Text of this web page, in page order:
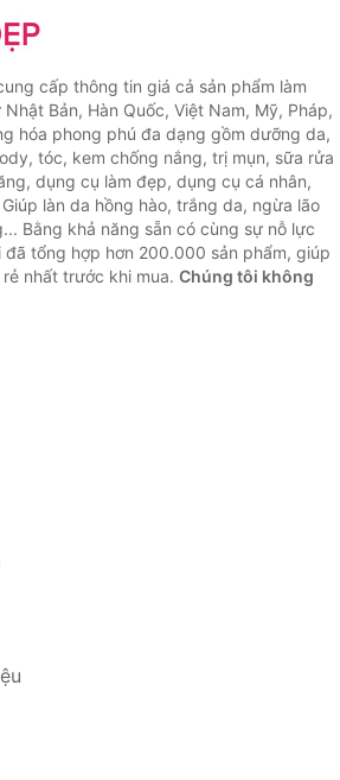
cấp thông tin giá cả sản phẩm làm
Bản, Hàn Quốc, Việt Nam, Mỹ, Pháp,
hóa phong phú đa dạng gồm dưỡng da,
tóc, kem chống nắng, trị mụn, sữa rửa
dụng cụ làm đẹp, dụng cụ cá nhân,
làn da hồng hào, trắng da, ngừa lão
Bằng khả năng sẵn có cùng sự nỗ lực
tổng hợp hơn 200.000 sản phẩm, giúp
nhất trước khi mua. Chúng tôi không